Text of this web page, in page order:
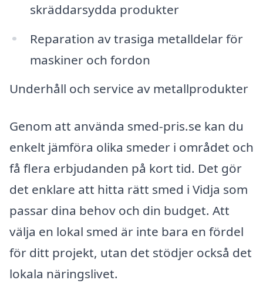
skräddarsydda produkter
Reparation av trasiga metalldelar för
maskiner och fordon
Underhåll och service av metallprodukter
Genom att använda smed-pris.se kan du
enkelt jämföra olika smeder i området och
få flera erbjudanden på kort tid. Det gör
det enklare att hitta rätt smed i Vidja som
passar dina behov och din budget. Att
välja en lokal smed är inte bara en fördel
för ditt projekt, utan det stödjer också det
lokala näringslivet.